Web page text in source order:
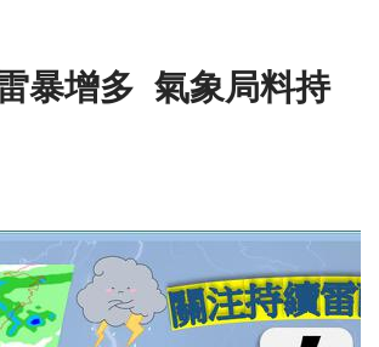
暴增多 氣象局料持